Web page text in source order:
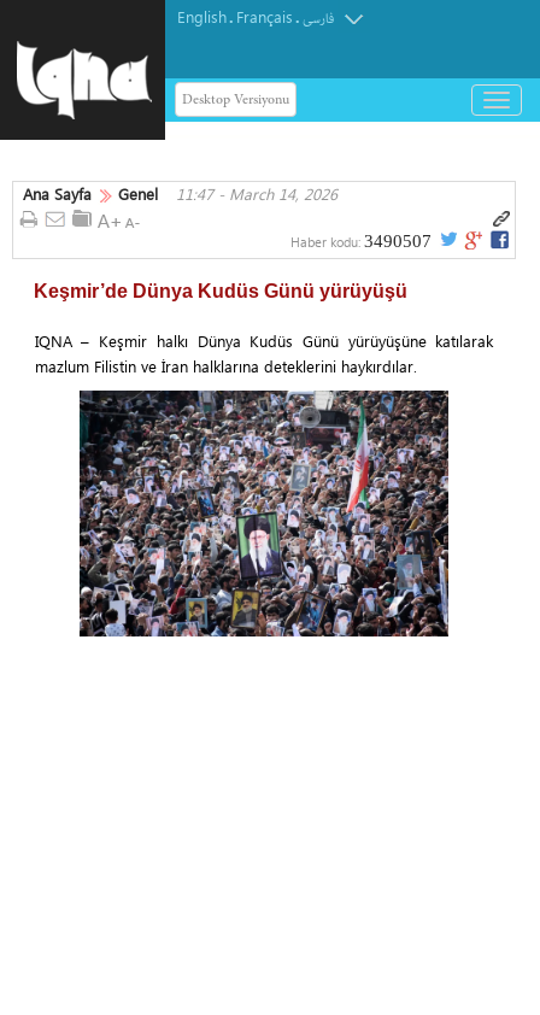
English. Français.فارسی
Desktop Versiyonu
باز
و
کردن
Ana Sayfa Genel 11:47 - March 14, 2026
Haber kodu: 3490507
Keşmir’de Dünya Kudüs Günü yürüyüşü
IQNA – Keşmir halkı Dünya Kudüs Günü yürüyüşüne katılarak
mazlum Filistin ve İran halklarına deteklerini haykırdılar.